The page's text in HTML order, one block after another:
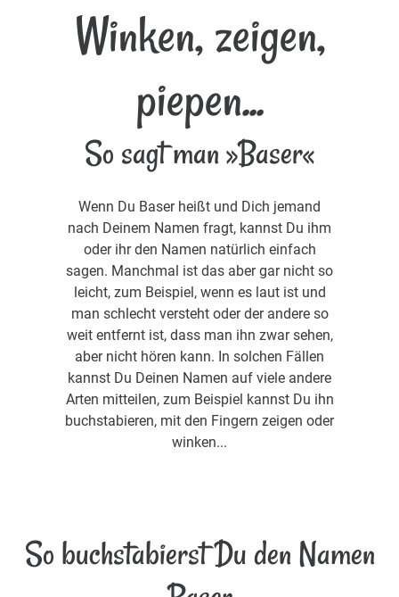
Winken, zeigen,
piepen...
So sagt man »Baser«
Wenn Du Baser heißt und Dich jemand
nach Deinem Namen fragt, kannst Du ihm
oder ihr den Namen natürlich einfach
sagen. Manchmal ist das aber gar nicht so
leicht, zum Beispiel, wenn es laut ist und
man schlecht versteht oder der andere so
weit entfernt ist, dass man ihn zwar sehen,
aber nicht hören kann. In solchen Fällen
kannst Du Deinen Namen auf viele andere
Arten mitteilen, zum Beispiel kannst Du ihn
buchstabieren, mit den Fingern zeigen oder
winken...
So buchstabierst Du den Namen